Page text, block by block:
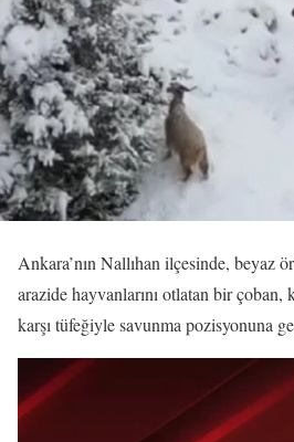
Ankara’nın Nallıhan ilçesinde, beyaz
arazide hayvanlarını otlatan bir çoban,
karşı tüfeğiyle savunma pozisyonuna